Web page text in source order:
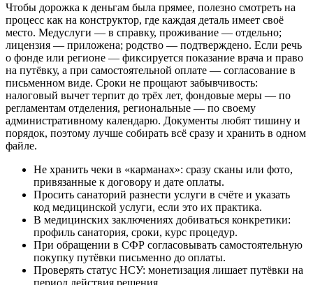
Чтобы дорожка к деньгам была прямее, полезно смотреть на
процесс как на конструктор, где каждая деталь имеет своё
место. Медуслуги — в справку, проживание — отдельно;
лицензия — приложена; родство — подтверждено. Если речь
о фонде или регионе — фиксируется показание врача и право
на путёвку, а при самостоятельной оплате — согласование в
письменном виде. Сроки не прощают забывчивость:
налоговый вычет терпит до трёх лет, фондовые меры — по
регламентам отделения, региональные — по своему
административному календарю. Документы любят тишину и
порядок, поэтому лучше собирать всё сразу и хранить в одном
файле.
Не хранить чеки в «карманах»: сразу сканы или фото,
привязанные к договору и дате оплаты.
Просить санаторий разнести услуги в счёте и указать
код медицинской услуги, если это их практика.
В медицинских заключениях добиваться конкретики:
профиль санатория, сроки, курс процедур.
При обращении в СФР согласовывать самостоятельную
покупку путёвки письменно до оплаты.
Проверять статус НСУ: монетизация лишает путёвки на
период действия решения.